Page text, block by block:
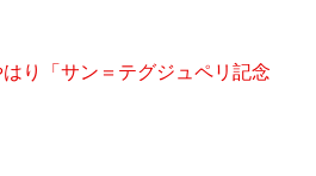
り「サン＝テグジュペリ記念